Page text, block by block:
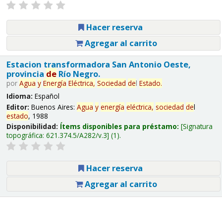
Hacer reserva
Agregar al carrito
Estacion transformadora San Antonio Oeste,
provincia deRío Negro.
por Agua y Energía Eléctrica, Sociedad del Estado.
Idioma: Español
Editor: Buenos Aires: Agua y energía eléctrica, sociedad del
estado, 1988
Disponibilidad: Ítems disponibles para préstamo: Signatura
topográfica: 621.374.5/A282/v.3 (1).
Hacer reserva
Agregar al carrito